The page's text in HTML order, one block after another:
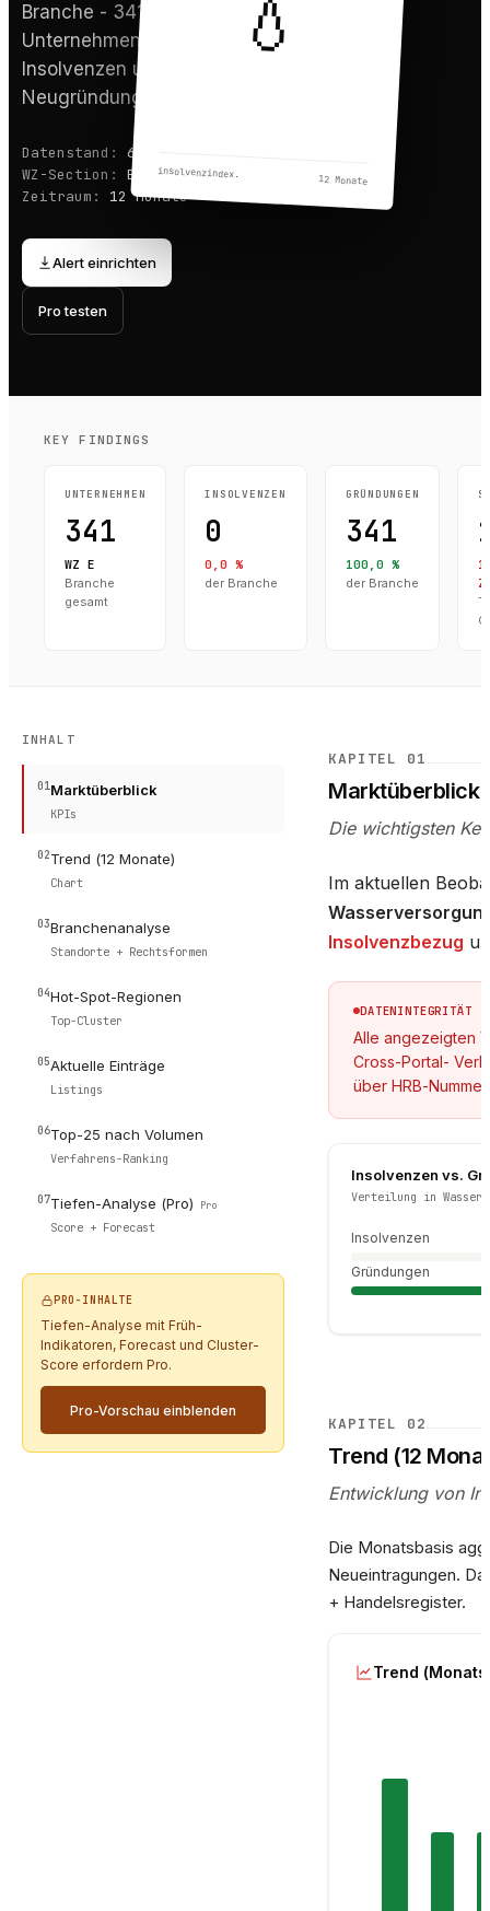
Branche - 341
Unternehmen erfasst,
Insolvenzen und
Neugründungen.
Datenstand:
6.8.2026
WZ-Section: E
Zeitraum: 12 Monate
Alert einrichten
Pro testen
💧
insolvenzindex. 12 Monate
KEY FINDINGS
UNTERNEHMEN
341
WZ E
Branche
gesamt
INSOLVENZEN
0
0,0 %
der Branche
GRÜNDUNGEN
341
100,0 %
der Branche
INHALT
01Marktüberblick
KPIs
02Trend (12 Monate)
Chart
03Branchenanalyse
Standorte + Rechtsformen
04Hot-Spot-Regionen
Top-Cluster
05Aktuelle Einträge
Listings
06Top-25 nach Volumen
Verfahrens-Ranking
07Tiefen-Analyse (Pro) Pro
Score + Forecast
PRO-INHALTE
Tiefen-Analyse mit Früh-
Indikatoren, Forecast und Cluster-
Score erfordern Pro.
Pro-Vorschau einblenden
KAPITEL 01
Marktüberblick
Die wichtigsten
Im aktuellen
Insolvenzbezug
DATENINTEGRITÄT
Alle angezeigten
Cross-Portal-
über HRB-
Insolvenzen vs.
Verteilung in
Insolvenzen
Gründungen
KAPITEL 02
Trend (12
Entwicklung von
Die Monatsbasis
Neueintragungen.
+ Handelsregister.
Trend